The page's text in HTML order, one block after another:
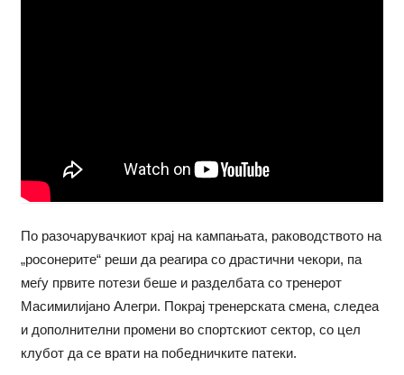
По разочарувачкиот крај на кампањата, раководството на
„росонерите“ реши да реагира со драстични чекори, па
меѓу првите потези беше и разделбата со тренерот
Масимилијано Алегри. Покрај тренерската смена, следеа
и дополнителни промени во спортскиот сектор, со цел
клубот да се врати на победничките патеки.